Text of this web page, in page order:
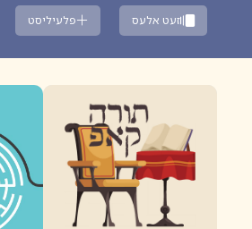
פלעיליסט זעט אלעס